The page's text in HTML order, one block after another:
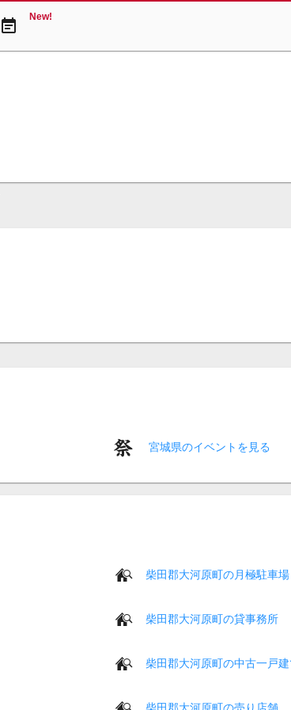
event_note New!
宮城県のイベントを見る
柴田郡大河原町の月極駐車場
柴田郡大河原町の貸事務所
柴田郡大河原町の中古一戸
柴田郡大河原町の売り店舗